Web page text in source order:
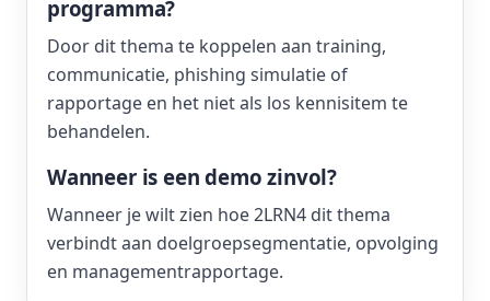
programma?
Door dit thema te koppelen aan training,
communicatie, phishing simulatie of
rapportage en het niet als los kennisitem te
behandelen.
Wanneer is een demo zinvol?
Wanneer je wilt zien hoe 2LRN4 dit thema
verbindt aan doelgroepsegmentatie, opvolging
en managementrapportage.